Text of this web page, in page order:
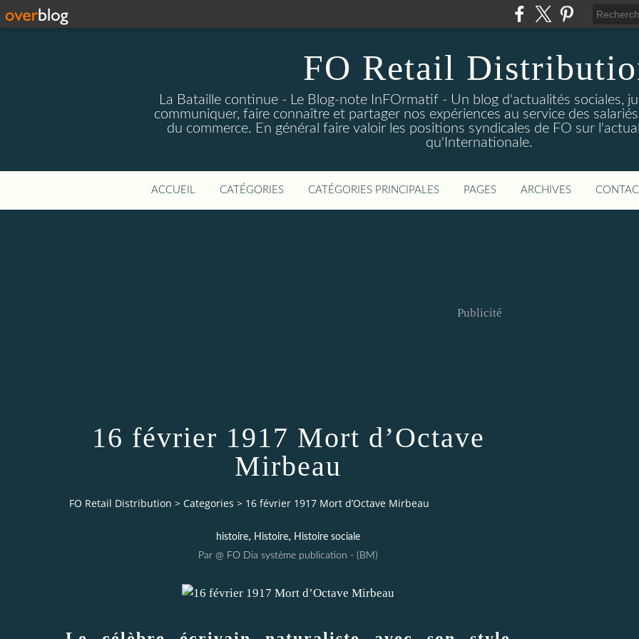
FO Retail
La Bataille continue - Le Blog-note InFOrmatif - Un blog d'actualités sociales,
communiquer, faire connaître et partager nos expériences au service des
du commerce. En général faire valoir les positions syndicales de FO sur
qu'Internationale.
ACCUEIL CATÉGORIES CATÉGORIES PRINCIPALES PAGES ARCHIVES
Publicité
16 février 1917 Mort d’Octave
Mirbeau
FO Retail Distribution > Categories > 16 février 1917 Mort d’Octave Mirbeau
histoire, Histoire, Histoire sociale
Par @ FO Dia système publication - (BM)